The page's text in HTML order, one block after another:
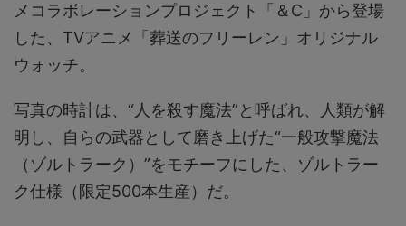
メコラボレーションプロジェクト「＆C」から登場
した、TVアニメ「葬送のフリーレン」オリジナル
ウォッチ。
写真の時計は、“人を殺す魔法”と呼ばれ、人類が解
明し、自らの武器として磨き上げた“一般攻撃魔法
（ゾルトラーク）”をモチーフにした、ゾルトラー
ク仕様（限定500本生産）だ。